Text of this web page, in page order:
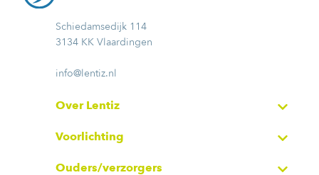
Schiedamsedijk 114
3134 KK Vlaardingen
info@lentiz.nl
Over Lentiz
Voorlichting
Ouders/verzorgers